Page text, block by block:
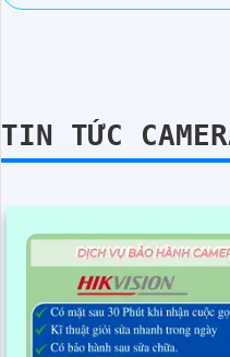
TIN TỨC